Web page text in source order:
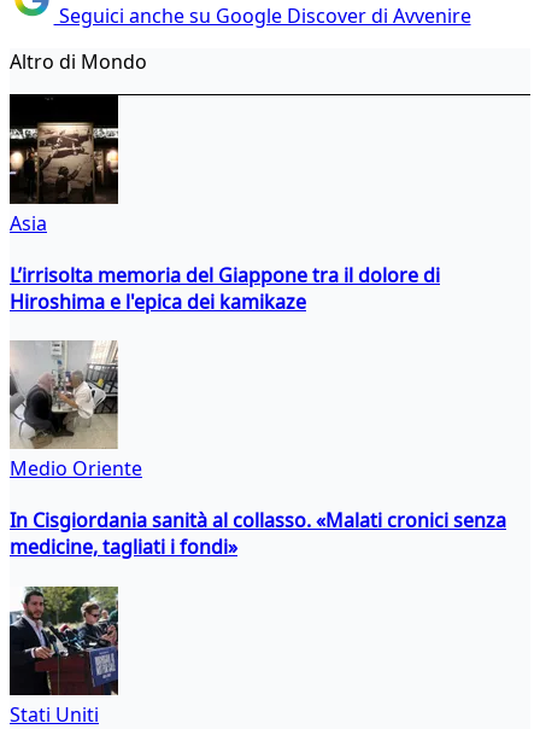
Seguici anche su Google Discover di Avvenire
Altro di Mondo
Asia
L’irrisolta memoria del Giappone tra il dolore di
Hiroshima e l'epica dei kamikaze
Medio Oriente
In Cisgiordania sanità al collasso. «Malati cronici senza
medicine, tagliati i fondi»
Stati Uniti